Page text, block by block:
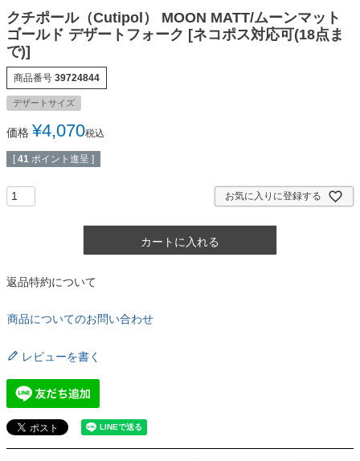
クチポール（Cutipol） MOON MATT/ムーンマット
ゴールド デザートフォーク [ネコポス対応可(18点ま
で)]
商品番号 39724844
デザートサイズ
価格 ¥4,070税込
[ 41 ポイント進呈 ]
お気に入りに登録する
カートに入れる
返品特約について
商品についてのお問い合わせ
レビューを書く